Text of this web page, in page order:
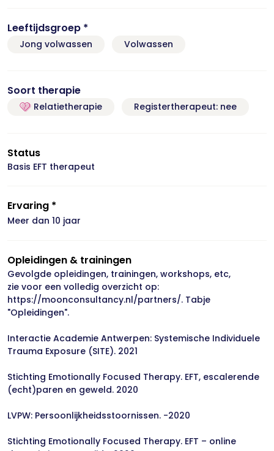
Leeftijdsgroep *
Jong volwassen Volwassen
Soort therapie
Relatietherapie Registertherapeut: nee
Status
Basis EFT therapeut
Ervaring *
Meer dan 10 jaar
Opleidingen & trainingen
Gevolgde opleidingen, trainingen, workshops, etc,
zie voor een volledig overzicht op:
https://moonconsultancy.nl/partners/. Tabje
"Opleidingen".
Interactie Academie Antwerpen: Systemische Individuele
Trauma Exposure (SITE). 2021
Stichting Emotionally Focused Therapy. EFT, escalerende
(echt)paren en geweld. 2020
LVPW: Persoonlijkheidsstoornissen. -2020
Stichting Emotionally Focused Therapy. EFT – online